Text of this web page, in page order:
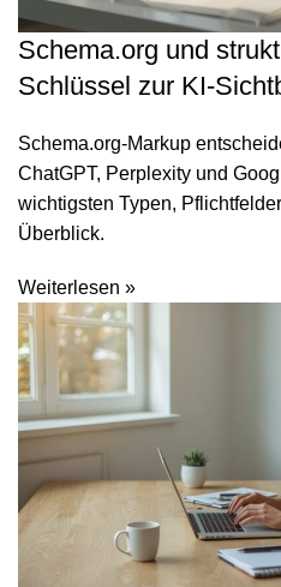
Schema.org und
Schlüssel zur KI-
Schema.org-Markup
ChatGPT, Perplexity und
wichtigsten Typen,
Überblick.
Weiterlesen »